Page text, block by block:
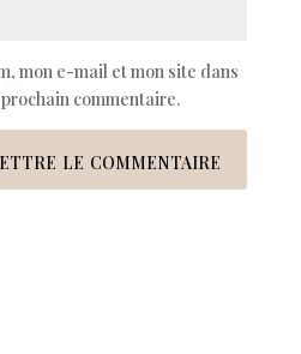
mon e-mail et mon site dans
commentaire.
le commentaire